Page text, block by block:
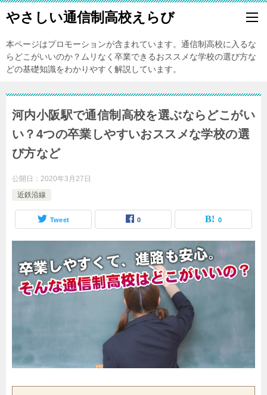
やさしい通信制高校えらび
本ページはプロモーションが含まれています。通信制高校に入るな
らどこがいいのか？ムリなく卒業できるおススメな学校の選び方な
どの基礎知識をわかりやすく解説しています。
河内小阪駅で通信制高校を選ぶならどこがい
い？4つの卒業しやすいおススメな学校の選
び方など
公開日： 2020年3月27日
近鉄沿線
Tweet 0 0